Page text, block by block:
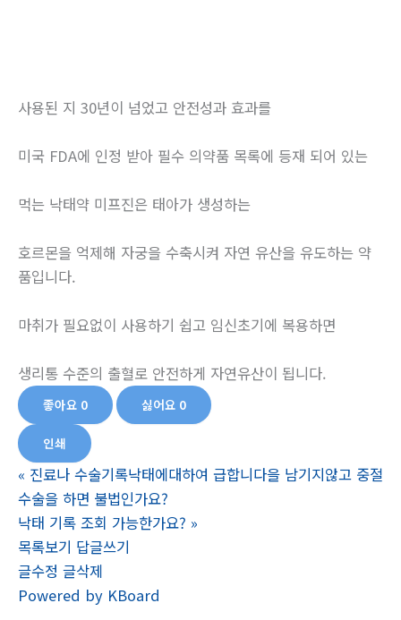
사용된 지 30년이 넘었고 안전성과 효과를
미국 FDA에 인정 받아 필수 의약품 목록에 등재 되어 있는
먹는 낙태약 미프진은 태아가 생성하는
호르몬을 억제해 자궁을 수축시켜 자연 유산을 유도하는 약
품입니다.
마취가 필요없이 사용하기 쉽고 임신초기에 복용하면
생리통 수준의 출혈로 안전하게 자연유산이 됩니다.
좋아요 0 싫어요 0
인쇄
« 진료나 수술기록낙태에대하여 급합니다을 남기지않고 중절
수술을 하면 불법인가요?
낙태 기록 조회 가능한가요? »
목록보기 답글쓰기
글수정 글삭제
Powered by KBoard